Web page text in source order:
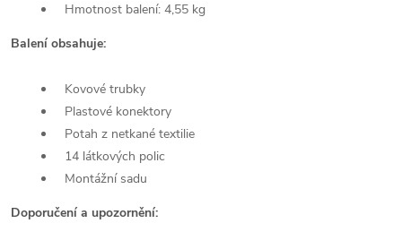
Hmotnost balení: 4,55 kg
Balení obsahuje:
Kovové trubky
Plastové konektory
Potah z netkané textilie
14 látkových polic
Montážní sadu
Doporučení a upozornění: